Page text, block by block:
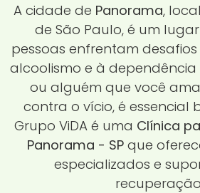
A cidade de Panorama,
de São Paulo, é um
pessoas enfrentam
alcoolismo e à dependência
ou alguém que você
contra o vício, é essencial
Grupo ViDA é uma Clínica
Panorama - SPque
especializados e